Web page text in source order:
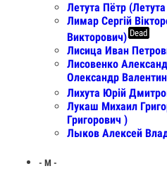
Летута Пётр
Лимар Сергій
Викторович) Dead
Лисица Иван
Лисовенко
Олександр
Лихута Юрій
Лукаш Михаил
Григорович )
Лыков Алексей
- М -